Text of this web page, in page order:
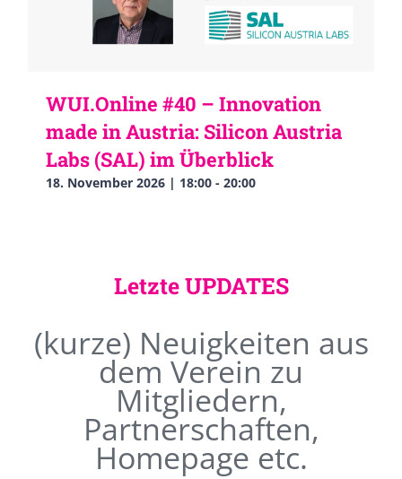
WUI.Online #40 – Innovation
made in Austria: Silicon Austria
Labs (SAL) im Überblick
18. November 2026 | 18:00 - 20:00
Letzte UPDATES
(kurze) Neuigkeiten aus
dem Verein zu
Mitgliedern,
Partnerschaften,
Homepage etc.